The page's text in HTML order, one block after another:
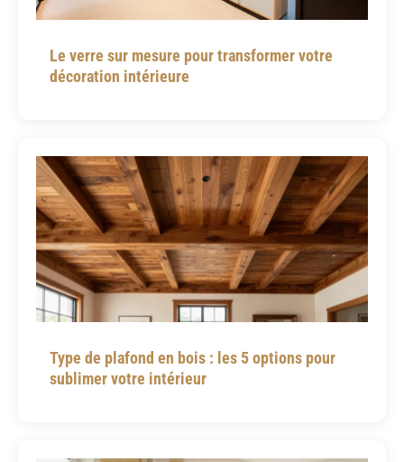
Le verre sur mesure pour transformer votre
décoration intérieure
Type de plafond en bois : les 5 options pour
sublimer votre intérieur